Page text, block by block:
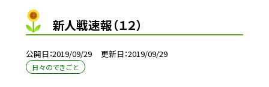
新人戦速報（１２）
公開日 2019/09/29 更新日 2019/09/29
日々のできごと